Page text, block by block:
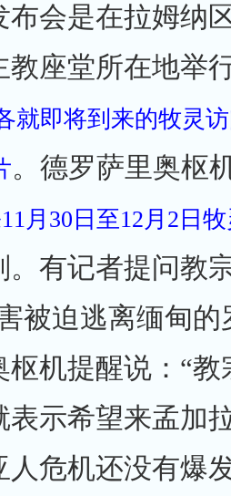
布会是在拉姆纳
教座堂所在地举
就即将到来的牧灵
。德罗萨里奥枢
月30日至12月2日
。有记者提问教
被迫逃离缅甸的
枢机提醒说：“教
表示希望来孟加
人危机还没有爆